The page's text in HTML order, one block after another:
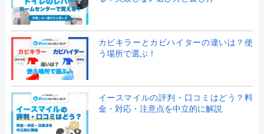
カビキラーとカビハイターの違いは？使
う場所で選ぶ！
イースマイルの評判・口コミはどう？料
金・対応・注意点を中立的に解説